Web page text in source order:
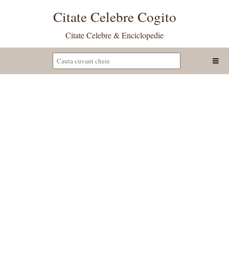
Citate Celebre Cogito
Citate Celebre & Enciclopedie